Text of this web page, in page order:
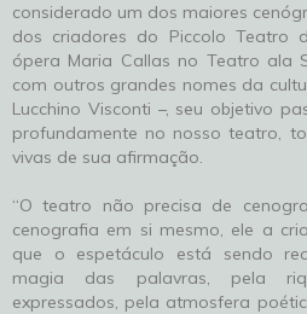
considerado um dos maiores
dos criadores do Piccolo Teatro
ópera Maria Callas no Teatro ala
com outros grandes nomes da
Lucchino Visconti –, seu objetivo
profundamente no nosso teatro,
vivas de sua afirmação.
“O teatro não precisa de
cenografia em si mesmo, ele a
que o espetáculo está sendo
magia das palavras, pela
expressados, pela atmosfera